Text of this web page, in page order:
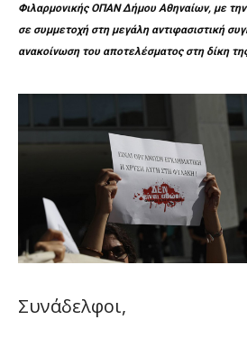
Φιλαρμονικής ΟΠΑΝ Δήμου Αθηναίων, με
σε συμμετοχή στη μεγάλη αντιφασιστική
ανακοίνωση του αποτελέσματος στη δίκη
Συνάδελφοι,